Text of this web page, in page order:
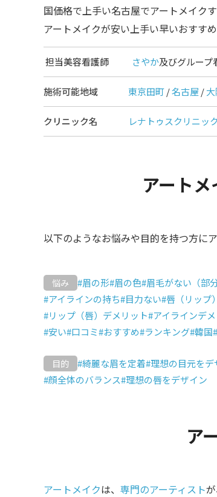
国価格で上手い名古屋でアートメイク
アートメイクが安い上手い早いおすす
担当美容看護師 さやか及びグループ
施術可能地域 東京田町/名古屋/
クリニック名 レナトゥスクリニッ
アート
以下のようなお悩みや目的を持つ方に
悩み #眉の形#眉の色#眉毛がない（部
#アイラインの持ち#目力ない#唇（リップ）
#リップ（唇）デメリット#アイラインデ
#安い#口コミ#おすすめ#ランキング#韓国
目的 #綺麗な眉を定着#理想の目元をデ
#顔全体のバランス#理想の唇をデザイン
ア
アートメイクは、 専門のアーティスト